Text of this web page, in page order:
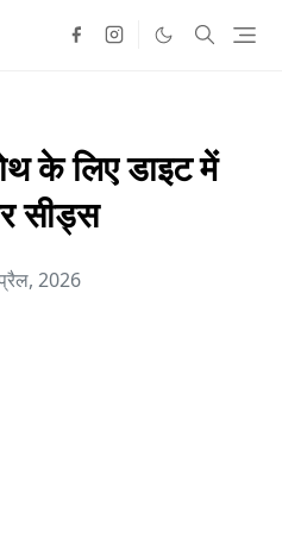
के लिए डाइट में
सीड्स
2026